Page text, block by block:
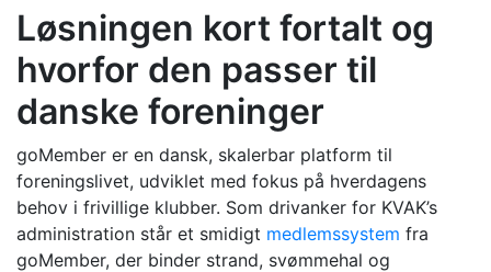
Løsningen kort fortalt og
hvorfor den passer til
danske foreninger
goMember er en dansk, skalerbar platform til
foreningslivet, udviklet med fokus på hverdagens
behov i frivillige klubber. Som drivanker for KVAK’s
administration står et smidigt medlemssystem fra
goMember, der binder strand, svømmehal og